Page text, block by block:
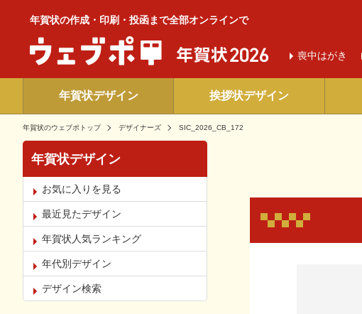
年賀状の作成・印刷・投函まで全部オンラインで
喪中はがき
年賀状デザイン 挨拶状デザイン
年賀状のウェブポトップ デザイナーズ SIC_2026_CB_172
年賀状デザイン
お気に入りを見る
最近見たデザイン
年賀状人気ランキング
年代別デザイン
デザイン検索